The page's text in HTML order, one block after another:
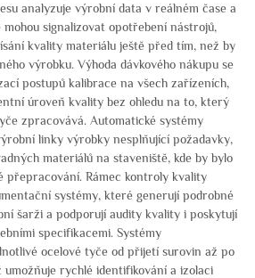
analyzuje výrobní data v reálném čase a
signalizovat opotřebení nástrojů,
kvality materiálu ještě před tím, než by
výrobku. Výhoda dávkového nákupu se
postupů kalibrace na všech zařízeních,
úroveň kvality bez ohledu na to, který
zpracovává. Automatické systémy
linky výrobky nesplňující požadavky,
materiálů na staveniště, kde by bylo
přepracování. Rámec kontroly kvality
systémy, které generují podrobné
šarži a podporují audity kvality i poskytují
specifikacemi. Systémy
ocelové tyče od přijetí surovin až po
rychlé identifikování a izolaci